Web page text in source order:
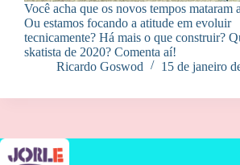
Você acha que os novos tempos mataram
Ou estamos focando a atitude em evoluir
tecnicamente? Há mais o que construir?
skatista de 2020? Comenta aí!
Ricardo Goswod
15 de janeiro